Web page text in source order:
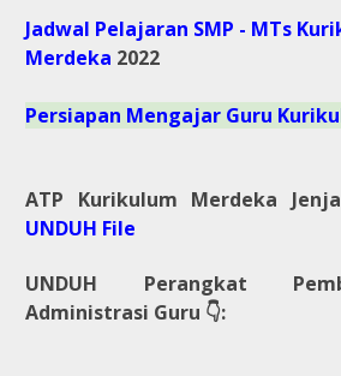
Jadwal Pelajaran SMP - MTs
Merdeka 2022
Persiapan Mengajar Guru
ATP Kurikulum Merdeka
UNDUH File
UNDUH Perangkat
Administrasi Guru 👇: